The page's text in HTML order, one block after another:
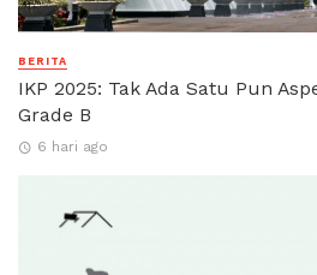
BERITA
IKP 2025: Tak Ada Satu Pun
Grade B
6 hari ago